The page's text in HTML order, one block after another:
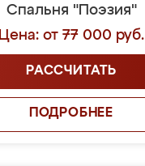
Спальня "Поэзия"
Цена: от 77 000 руб.
РАССЧИТАТЬ
ПОДРОБНЕЕ